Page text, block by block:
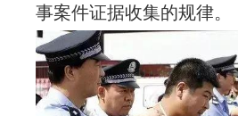
事案件证据收集的规律。